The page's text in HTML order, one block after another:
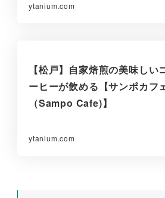
ytanium.com
【松戸】自家焙煎の美味しい
ーヒーが飲める【サンポカフ
（Sampo Cafe)】
ytanium.com